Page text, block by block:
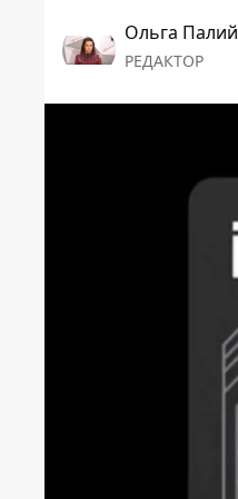
Ольга Палий
РЕДАКТОР